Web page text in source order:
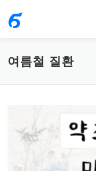
여름철 질환